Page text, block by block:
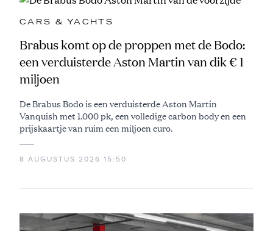
CARS & YACHTS
Brabus komt op de proppen met de Bodo:
een verduisterde Aston Martin van dik € 1
miljoen
De Brabus Bodo is een verduisterde Aston Martin
Vanquish met 1.000 pk, een volledige carbon body en een
prijskaartje van ruim een miljoen euro.
8 AUGUSTUS 2026 15:50